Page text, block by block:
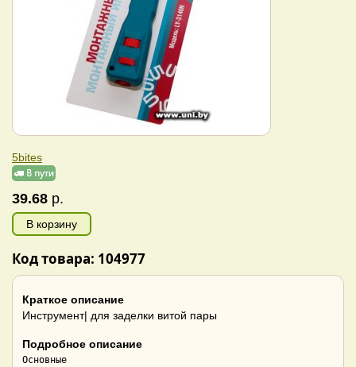
5bites
39.68 р.
В корзину
Код товара: 104977
Краткое описание
Инструмент| для заделки витой пары
Подробное описание
Основные